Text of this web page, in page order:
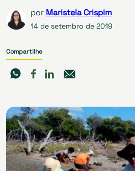
por Maristela Crispim
14 de setembro de 2019
Compartilhe